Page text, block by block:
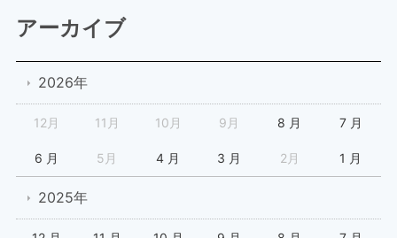
アーカイブ
2026年
12月 11月 10月 9月 8 月 7 月
6 月 5月 4 月 3 月 2月 1 月
2025年